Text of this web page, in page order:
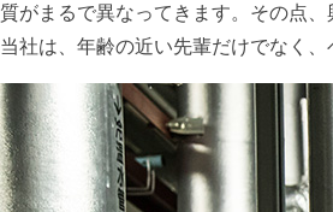
質がまるで異なってきます。その点
当社は、年齢の近い先輩だけでなく